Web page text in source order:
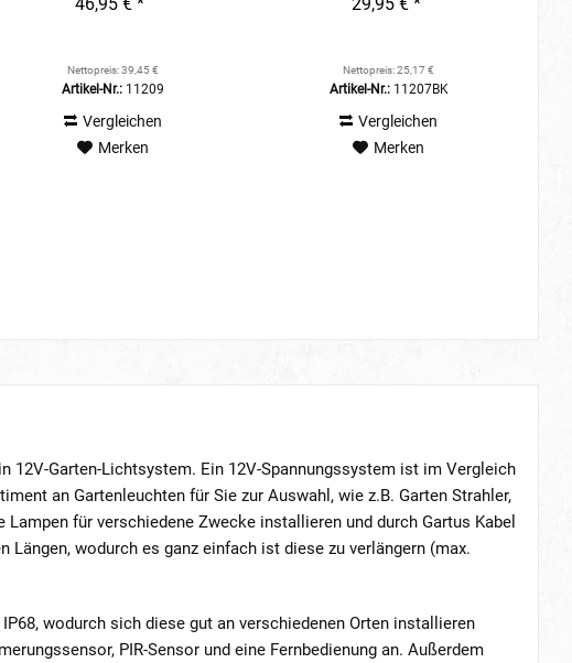
46,95 € *
Nettopreis: 39,45 €
Artikel-Nr.:11209
Vergleichen
Merken
29,95 € *
Nettopreis: 25,17 €
Artikel-Nr.:11207BK
Vergleichen
Merken
12V-Garten-Lichtsystem. Ein 12V-Spannungssystem ist im Vergleich
an Gartenleuchten für Sie zur Auswahl, wie z.B. Garten Strahler,
für verschiedene Zwecke installieren und durch Gartus Kabel
wodurch es ganz einfach ist diese zu verlängern (max.
wodurch sich diese gut an verschiedenen Orten installieren
PIR-Sensor und eine Fernbedienung an. Außerdem